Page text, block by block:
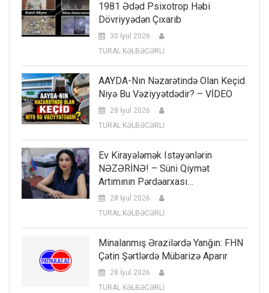
1981 Ədəd Psixotrop Həbi
Dövriyyədən Çıxarıb
30 İyul 2026
TURAL KƏLBƏCƏRLİ
AAYDA-Nın Nəzarətində Olan Keçid
Niyə Bu Vəziyyətdədir? – VİDEO
28 İyul 2026
TURAL KƏLBƏCƏRLİ
Ev Kirayələmək Istəyənlərin
NƏZƏRİNƏ! – Süni Qiymət
Artımının Pərdəarxası…
28 İyul 2026
TURAL KƏLBƏCƏRLİ
Minalanmış Ərazilərdə Yanğın: FHN
Çətin Şərtlərdə Mübarizə Aparır
28 İyul 2026
TURAL KƏLBƏCƏRLİ